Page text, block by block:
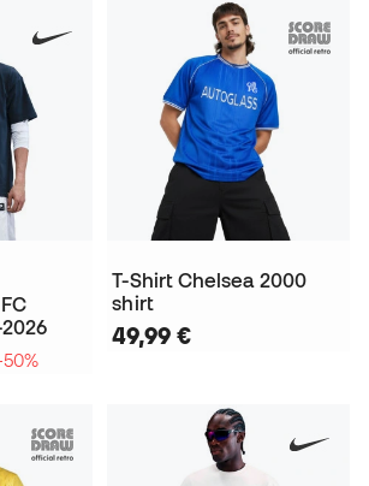
T-Shirt Chelsea 2000
shirt
49,99 €